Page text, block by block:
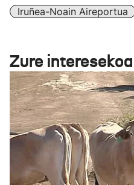
Iruñea-Noain Aireportua
Zure